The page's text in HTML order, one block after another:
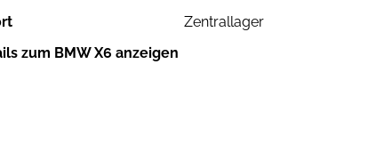
Zentrallager
zum BMW X6 anzeigen